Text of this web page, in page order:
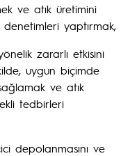
ve atık üretimini
yaptırmak,
zararlı etkisini
uygun biçimde
ve atık
tedbirleri
depolanmasını ve